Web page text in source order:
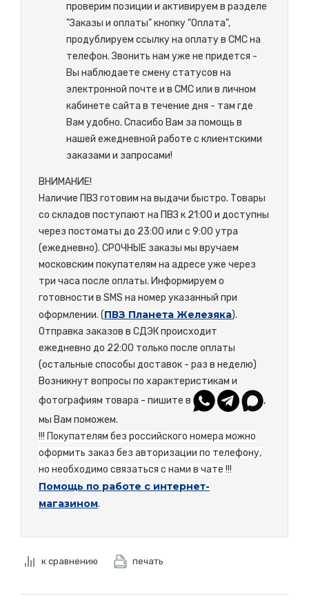
проверим позиции и активируем в разделе
"Заказы и оплаты" кнопку "Оплата",
продублируем ссылку на оплату в СМС на
телефон. Звонить нам уже не придется -
Вы наблюдаете смену статусов на
электронной почте и в СМС или в личном
кабинете сайта в течение дня - там где
Вам удобно. Спасибо Вам за помощь в
нашей ежедневной работе с клиентскими
заказами и запросами!
ВНИМАНИЕ!
Наличие ПВЗ готовим на выдачи быстро. Товары
со складов поступают на ПВЗ к 21:00 и доступны
через постоматы до 23:00 или с 9:00 утра
(ежедневно). СРОЧНЫЕ заказы мы вручаем
московским покупателям на адресе уже через
три часа после оплаты. Информируем о
готовности в SMS на номер указанный при
оформлении. (ПВЗ Планета Железяка).
Отправка заказов в СДЭК происходит
ежедневно до 22:00 только после оплаты
(остальные способы доставок - раз в неделю)
Возникнут вопросы по характеристикам и
фотографиям товара - пишите в
,
мы Вам поможем.
!!! Покупателям без российского номера можно
оформить заказ без авторизации по телефону,
но необходимо связаться с нами в чате !!!
Помощь по работе с интернет-
магазином.
к сравнению печать